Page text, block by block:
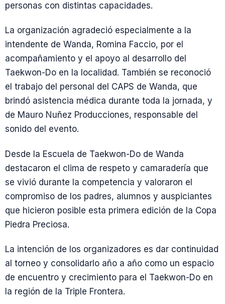
personas con distintas capacidades.
La organización agradeció especialmente a la
intendente de Wanda, Romina Faccio, por el
acompañamiento y el apoyo al desarrollo del
Taekwon-Do en la localidad. También se reconoció
el trabajo del personal del CAPS de Wanda, que
brindó asistencia médica durante toda la jornada, y
de Mauro Nuñez Producciones, responsable del
sonido del evento.
Desde la Escuela de Taekwon-Do de Wanda
destacaron el clima de respeto y camaradería que
se vivió durante la competencia y valoraron el
compromiso de los padres, alumnos y auspiciantes
que hicieron posible esta primera edición de la Copa
Piedra Preciosa.
La intención de los organizadores es dar continuidad
al torneo y consolidarlo año a año como un espacio
de encuentro y crecimiento para el Taekwon-Do en
la región de la Triple Frontera.